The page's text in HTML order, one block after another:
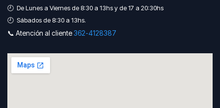
🕘 De Lunes a Viernes de 8:30 a 13hs y de 17 a 20:30hs
🕘 Sábados de 8:30 a 13hs.
📞 Atención al cliente362-41​​28387